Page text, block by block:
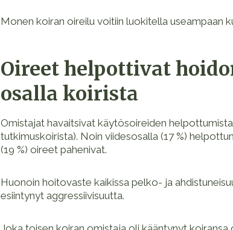
Monen koiran oireilu voitiin luokitella useampaan
Oireet helpottivat
osalla koirista
Omistajat havaitsivat käytösoireiden
tutkimuskoirista). Noin viidesosalla (17 %)
(19 %) oireet pahenivat.
Huonoin hoitovaste kaikissa pelko- ja
esiintynyt aggressiivisuutta.